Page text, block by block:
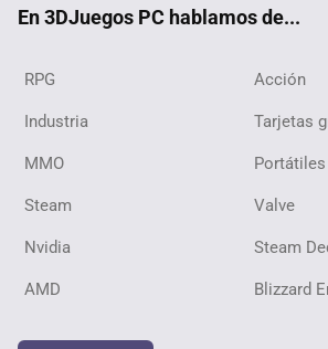
En 3DJuegos PC hablamos de...
RPG Acción
Industria Tarjetas
MMO Portátiles
Steam Valve
Nvidia Steam
AMD Blizzard